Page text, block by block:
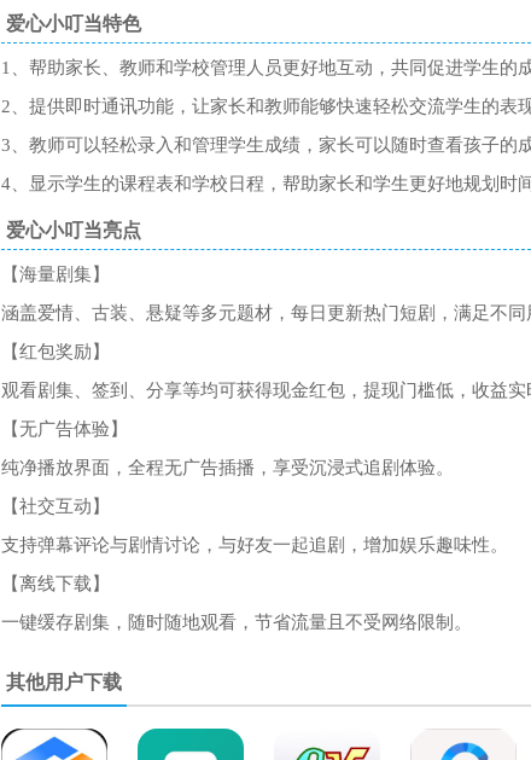
爱心小叮当特色
1、帮助家长、教师和学校管理人员更好地互动，共同促进学生的
2、提供即时通讯功能，让家长和教师能够快速轻松交流学生的表
3、教师可以轻松录入和管理学生成绩，家长可以随时查看孩子的
4、显示学生的课程表和学校日程，帮助家长和学生更好地规划时
爱心小叮当亮点
【海量剧集】
涵盖爱情、古装、悬疑等多元题材，每日更新热门短剧，满足不同
【红包奖励】
观看剧集、签到、分享等均可获得现金红包，提现门槛低，收益实
【无广告体验】
纯净播放界面，全程无广告插播，享受沉浸式追剧体验。
【社交互动】
支持弹幕评论与剧情讨论，与好友一起追剧，增加娱乐趣味性。
【离线下载】
一键缓存剧集，随时随地观看，节省流量且不受网络限制。
其他用户下载